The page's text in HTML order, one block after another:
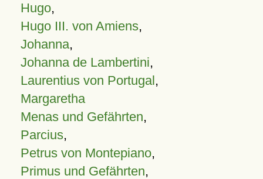
Hugo,
Hugo III. von Amiens,
Johanna,
Johanna de Lambertini,
Laurentius von Portugal,
Margaretha
Menas und Gefährten,
Parcius,
Petrus von Montepiano,
Primus und Gefährten,